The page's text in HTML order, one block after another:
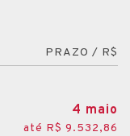
PRAZO / R$
4 maio
até R$ 9.532,86